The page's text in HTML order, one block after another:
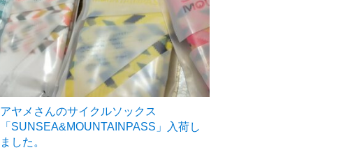
アヤメさんのサイクルソックス
「SUNSEA&MOUNTAINPASS」入荷し
ました。